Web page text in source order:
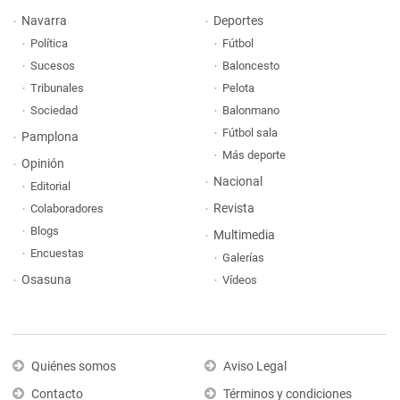
Navarra
Política
Sucesos
Tribunales
Sociedad
Pamplona
Opinión
Editorial
Colaboradores
Blogs
Encuestas
Osasuna
Deportes
Fútbol
Baloncesto
Pelota
Balonmano
Fútbol sala
Más deporte
Nacional
Revista
Multimedia
Galerías
Vídeos
Quiénes somos
Contacto
Aviso Legal
Términos y condiciones